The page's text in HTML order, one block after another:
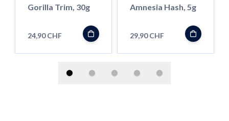
Gorilla Trim, 30g
24,90 CHF
Amnesia Hash, 5g
29,90 CHF